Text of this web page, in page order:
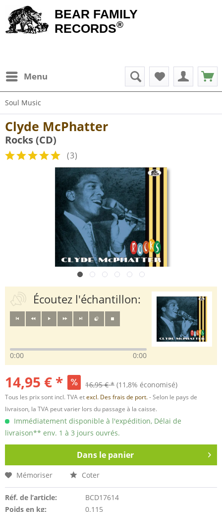
BEAR FAMILY
RECORDS®
Menu
Soul Music
Clyde McPhatter
Rocks (CD)
(3)
Écoutez l'échantillon:
0:00 0:00
14,95 € * 16,95 € * (11,8% économisé)
Tous les prix sont incl. TVA etexcl. Des frais de port.- Selon le pays de
livraison, la TVA peut varier lors du passage à la caisse.
Immédiatement disponible à l'expédition, Délai de
livraison** env. 1 à 3 jours ouvrés.
Dans le panier
Mémoriser Coter
Réf. de l’article:
BCD17614
Poids en kg:
0.115